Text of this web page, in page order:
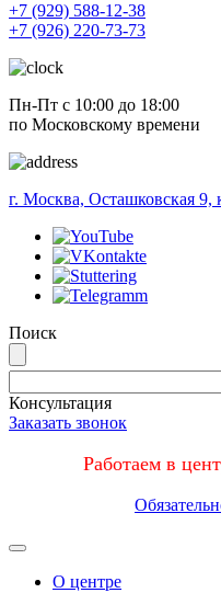
+7 (929) 588-12-38
+7 (926) 220-73-73
Пн-Пт с 10:00 до 18:00
по Московскому времени
г. Москва, Осташковская 9,
Поиск
Консультация
Заказать звонок
Работаем в
Меню
О центре